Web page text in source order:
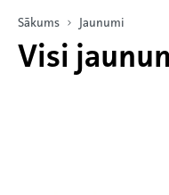
Sākums Jaunumi
Visi